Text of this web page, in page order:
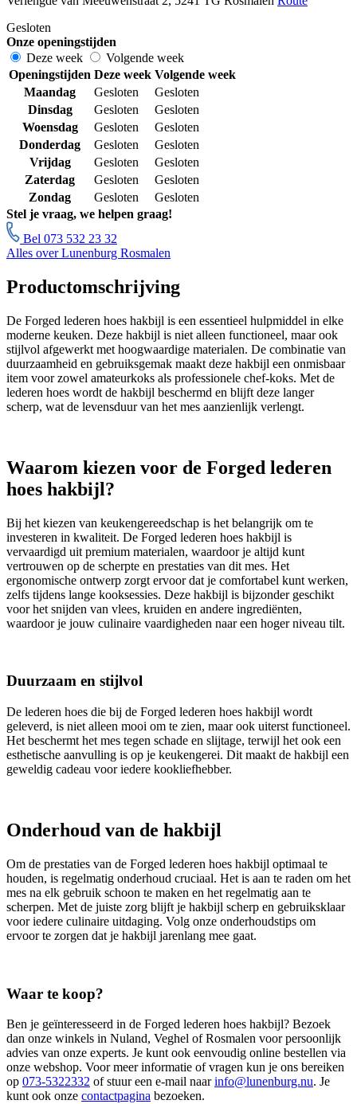
Gesloten
Onze openingstijden
Deze week
Volgende week
Openingstijden Deze week Volgende week
Maandag
Gesloten
Gesloten
Dinsdag
Gesloten
Gesloten
Woensdag
Gesloten
Gesloten
Donderdag
Gesloten
Gesloten
Vrijdag
Gesloten
Gesloten
Zaterdag
Gesloten
Gesloten
Zondag
Gesloten
Gesloten
Stel je vraag, we helpen graag!
Bel 073 532 23 32
Alles over Lunenburg Rosmalen
Productomschrijving
De Forged lederen hoes hakbijl is een essentieel hulpmiddel in elke
moderne keuken. Deze hakbijl is niet alleen functioneel, maar ook
stijlvol afgewerkt met hoogwaardige materialen. De combinatie van
duurzaamheid en gebruiksgemak maakt deze hakbijl een onmisbaar
item voor zowel amateurkoks als professionele chef-koks. Met de
lederen hoes wordt de hakbijl beschermd en blijft deze langer
scherp, wat de levensduur van het mes aanzienlijk verlengt.
Waarom kiezen voor de Forged lederen
hoes hakbijl?
Bij het kiezen van keukengereedschap is het belangrijk om te
investeren in kwaliteit. De Forged lederen hoes hakbijl is
vervaardigd uit premium materialen, waardoor je altijd kunt
vertrouwen op de scherpte en prestaties van dit mes. Het
ergonomische ontwerp zorgt ervoor dat je comfortabel kunt werken,
zelfs tijdens lange kooksessies. Deze hakbijl is bijzonder geschikt
voor het snijden van vlees, kruiden en andere ingrediënten,
waardoor je jouw culinaire vaardigheden naar een hoger niveau tilt.
Duurzaam en stijlvol
De lederen hoes die bij de Forged lederen hoes hakbijl wordt
geleverd, is niet alleen mooi om te zien, maar ook uiterst functioneel.
Het beschermt het mes tegen schade en slijtage, terwijl het ook een
esthetische aanvulling is op je keukengerei. Dit maakt de hakbijl een
geweldig cadeau voor iedere kookliefhebber.
Onderhoud van de hakbijl
Om de prestaties van de Forged lederen hoes hakbijl optimaal te
houden, is regelmatig onderhoud cruciaal. Het is aan te raden om het
mes na elk gebruik schoon te maken en het regelmatig aan te
scherpen. Met de juiste zorg blijft je hakbijl scherp en gebruiksklaar
voor iedere culinaire uitdaging. Volg onze onderhoudstips om
ervoor te zorgen dat je hakbijl jarenlang mee gaat.
Waar te koop?
Ben je geïnteresseerd in de Forged lederen hoes hakbijl? Bezoek
dan onze winkels in Nuland, Veghel of Rosmalen voor persoonlijk
advies van onze experts. Je kunt ook eenvoudig online bestellen via
onze webshop. Voor meer informatie of vragen kun je ons bereiken
op 073-5322332 of stuur een e-mail naarinfo@lunenburg.nu. Je
kunt ook onze contactpagina bezoeken.